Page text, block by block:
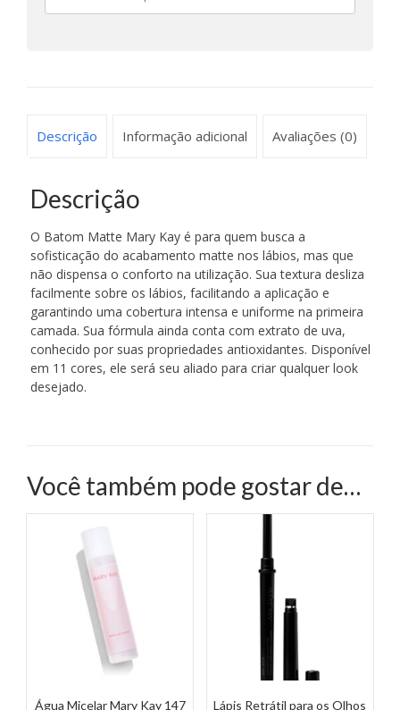
Descrição Informação adicional Avaliações (0)
Descrição
O Batom Matte Mary Kay é para quem busca a
sofisticação do acabamento matte nos lábios, mas que
não dispensa o conforto na utilização. Sua textura desliza
facilmente sobre os lábios, facilitando a aplicação e
garantindo uma cobertura intensa e uniforme na primeira
camada. Sua fórmula ainda conta com extrato de uva,
conhecido por suas propriedades antioxidantes. Disponível
em 11 cores, ele será seu aliado para criar qualquer look
desejado.
Você também pode gostar de…
Água Micelar Mary Kay 147 Lápis Retrátil para os Olhos